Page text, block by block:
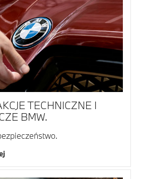
TECHNICZNE I
BMW.